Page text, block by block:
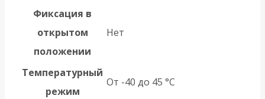
Фиксация в
открытом
положении
Нет
Температурный
режим
От -40 до 45 °С